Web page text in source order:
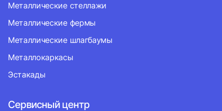
Металлические стеллажи
Металлические фермы
Металлические шлагбаумы
Металлокаркасы
Эстакады
Сервисный центр